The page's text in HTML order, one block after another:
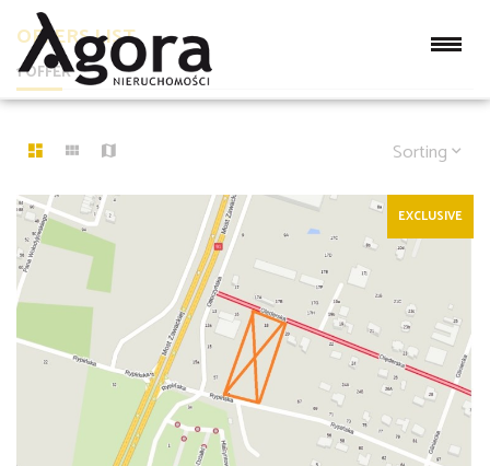
OFFERS LIST
1 OFFER
Sorting
EXCLUSIVE